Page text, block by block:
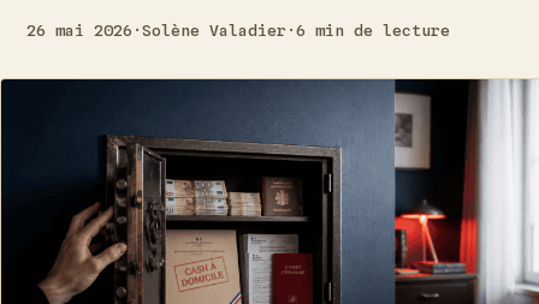
26 mai 2026 ·Solène Valadier ·6 min de lecture